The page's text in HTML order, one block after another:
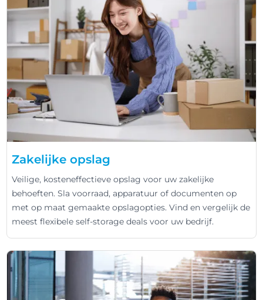
Zakelijke opslag
Veilige, kosteneffectieve opslag voor uw zakelijke
behoeften. Sla voorraad, apparatuur of documenten op
met op maat gemaakte opslagopties. Vind en vergelijk de
meest flexibele self-storage deals voor uw bedrijf.